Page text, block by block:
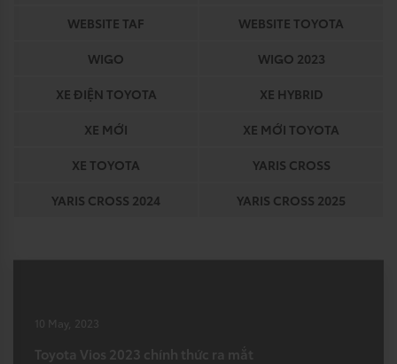
WEBSITE TAF
WEBSITE TOYOTA
WIGO
WIGO 2023
XE ĐIỆN TOYOTA
XE HYBRID
XE MỚI
XE MỚI TOYOTA
XE TOYOTA
YARIS CROSS
YARIS CROSS 2024
YARIS CROSS 2025
10 May, 2023
Toyota Vios 2023 chính thức ra mắt